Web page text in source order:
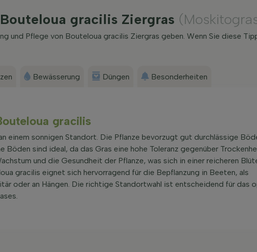
gracilis Ziergras
und Pflege von Bouteloua gracilis Ziergras geben. Wenn Sie diese
Bewässerung Düngen Besonderheiten
gracilis
einem sonnigen Standort. Die Pflanze bevorzugt gut durchlässige
Böden sind ideal, da das Gras eine hohe Toleranz gegenüber
und die Gesundheit der Pflanze, was sich in einer reicheren
gracilis eignet sich hervorragend für die Bepflanzung in Beeten, als
oder an Hängen. Die richtige Standortwahl ist entscheidend für das